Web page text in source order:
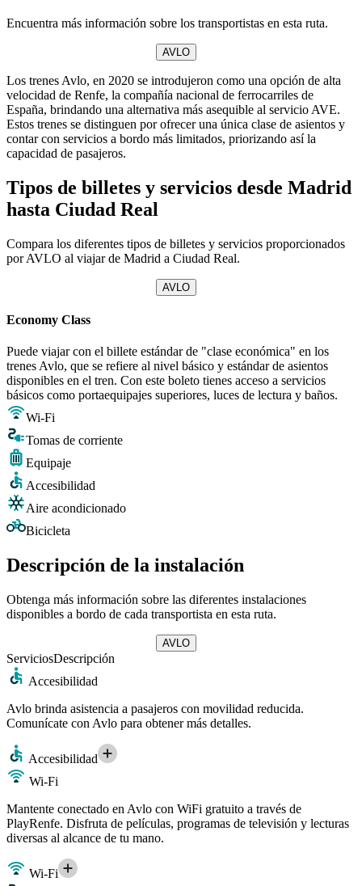
Encuentra más información sobre los transportistas en esta ruta.
AVLO
Los trenes Avlo, en 2020 se introdujeron como una opción de alta
velocidad de Renfe, la compañía nacional de ferrocarriles de
España, brindando una alternativa más asequible al servicio AVE.
Estos trenes se distinguen por ofrecer una única clase de asientos y
contar con servicios a bordo más limitados, priorizando así la
capacidad de pasajeros.
Tipos de billetes y servicios desde Madrid
hasta Ciudad Real
Compara los diferentes tipos de billetes y servicios proporcionados
por AVLO al viajar de Madrid a Ciudad Real.
AVLO
Economy Class
Puede viajar con el billete estándar de "clase económica" en los
trenes Avlo, que se refiere al nivel básico y estándar de asientos
disponibles en el tren. Con este boleto tienes acceso a servicios
básicos como portaequipajes superiores, luces de lectura y baños.
Wi-Fi
Tomas de corriente
Equipaje
Accesibilidad
Aire acondicionado
Bicicleta
Descripción de la instalación
Obtenga más información sobre las diferentes instalaciones
disponibles a bordo de cada transportista en esta ruta.
AVLO
ServiciosDescripción
Accesibilidad
Avlo brinda asistencia a pasajeros con movilidad reducida.
Comunícate con Avlo para obtener más detalles.
Accesibilidad
Wi-Fi
Mantente conectado en Avlo con WiFi gratuito a través de
PlayRenfe. Disfruta de películas, programas de televisión y lecturas
diversas al alcance de tu mano.
Wi-Fi